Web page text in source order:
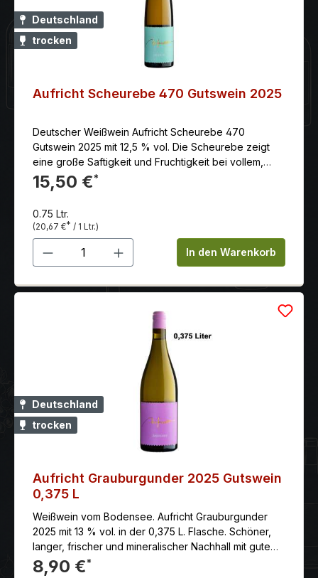
Deutschland
trocken
Aufricht Scheurebe 470 Gutswein 2025
Deutscher Weißwein Aufricht Scheurebe 470
Gutswein 2025 mit 12,5 % vol. Die Scheurebe zeigt
eine große Saftigkeit und Fruchtigkeit bei vollem,
aromatischem Geschmack nach tropischen Früchten
wie Ananas und Mango.
15,50 €*
0.75 Ltr.
(20,67 €* / 1 Ltr.)
Produkt Anzahl: Gib denIn den Warenkorb
Deutschland
trocken
Aufricht Grauburgunder 2025 Gutswein
0,375 L
Weißwein vom Bodensee. Aufricht Grauburgunder
2025 mit 13 % vol. in der 0,375 L. Flasche. Schöner,
langer, frischer und mineralischer Nachhall mit gutem
und frischem Zug.
8,90 €*